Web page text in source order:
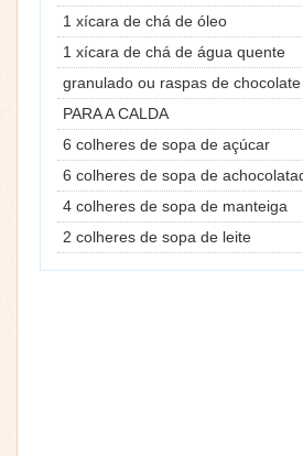
1 xícara de chá de óleo
1 xícara de chá de água quente
granulado ou raspas de
PARA A CALDA
6 colheres de sopa de açúcar
6 colheres de sopa de
4 colheres de sopa de manteiga
2 colheres de sopa de leite